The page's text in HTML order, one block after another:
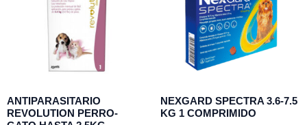
ANTIPARASITARIO
REVOLUTION PERRO-
NEXGARD SPECTRA 3.6-7.5
KG 1 COMPRIMIDO